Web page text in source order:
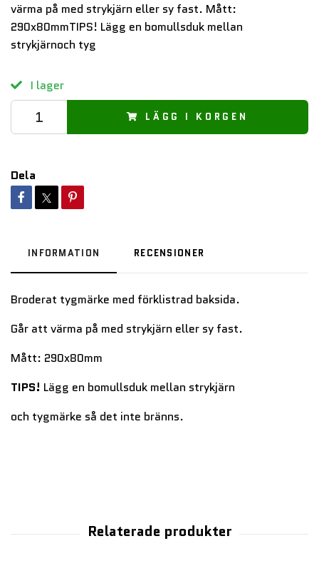
värma på med strykjärn eller sy fast. Mått:
290x80mmTIPS! Lägg en bomullsduk mellan
strykjärnoch tyg
I lager
LÄGG I KORGEN
Dela
INFORMATION RECENSIONER
Broderat tygmärke med förklistrad baksida.
Går att värma på med strykjärn eller sy fast.
Mått: 290x80mm
TIPS! Lägg en bomullsduk mellan strykjärn
och tygmärke så det inte bränns.